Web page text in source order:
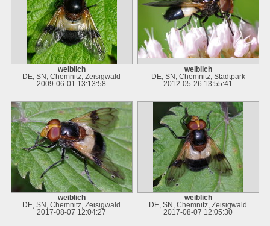
weiblich
DE, SN, Chemnitz, Zeisigwald
2009-06-01 13:13:58
weiblich
DE, SN, Chemnitz, Stadtpark
2012-05-26 13:55:41
weiblich
DE, SN, Chemnitz, Zeisigwald
2017-08-07 12:04:27
weiblich
DE, SN, Chemnitz, Zeisigwald
2017-08-07 12:05:30